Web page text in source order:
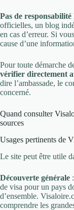
Pas de responsabilité
officielles, un blog
en cas d’erreur. Si
cause d’une
Pour toute démarche
vérifier directement
dire l’ambassade, le
concerné.
Quand consulter
sources
Usages pertinents de
Le site peut être utile
Découverte générale
de visa pour un pays
d’ensemble.
comprendre les